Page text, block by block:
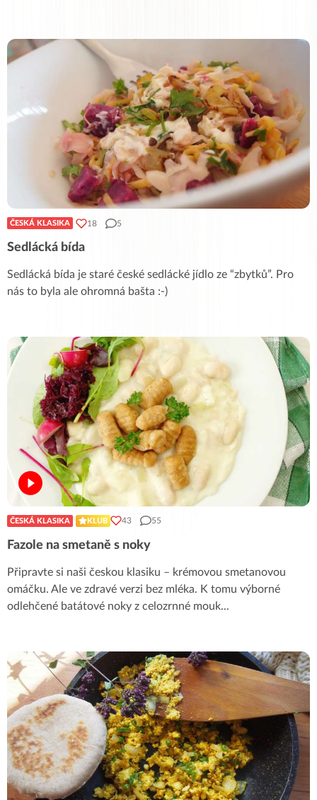
ČESKÁ KLASIKA 18 5
Sedlácká bída
Sedlácká bída je staré české sedlácké jídlo ze “zbytků”. Pro
nás to byla ale ohromná bašta :-)
ČESKÁ KLASIKA KLUB 43 55
Fazole na smetaně s noky
Připravte si naši českou klasiku – krémovou smetanovou
omáčku. Ale ve zdravé verzi bez mléka. K tomu výborné
odlehčené batátové noky z celozrnné mouk...